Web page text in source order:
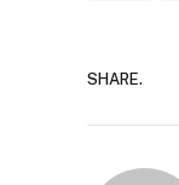
SHARE.